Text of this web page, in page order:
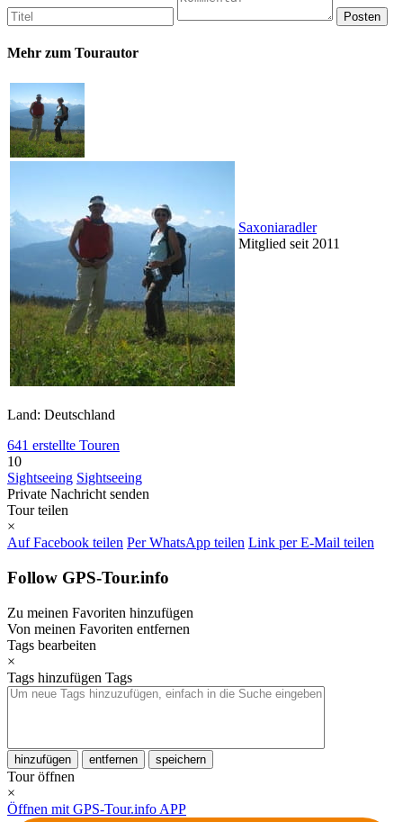
Mehr zum Tourautor
Saxoniaradler
Mitglied seit 2011
Land: Deutschland
641 erstellte Touren
10
Sightseeing Sightseeing
Private Nachricht senden
Tour teilen
×
Auf Facebook teilen Per WhatsApp teilen Link per E-Mail teilen
Follow GPS-Tour.info
Zu meinen Favoriten hinzufügen
Von meinen Favoriten entfernen
Tags bearbeiten
×
Tags hinzufügen Tags
hinzufügen entfernen speichern
Tour öffnen
×
Öffnen mit GPS-Tour.info APP